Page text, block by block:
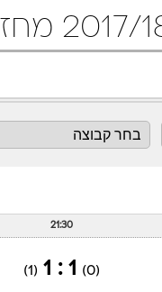
שגרירים ליגה צרפתית
21:30
(0)
1 : 1
(1)